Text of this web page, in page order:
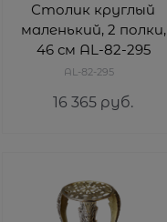
Столик круглый
маленький, 2 полки,
46 см AL-82-295
AL-82-295
16 365 руб.